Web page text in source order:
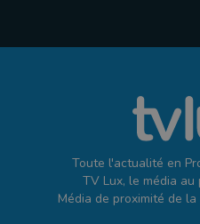
Toute l'actualité en
TV Lux, le média
Média de proximité de